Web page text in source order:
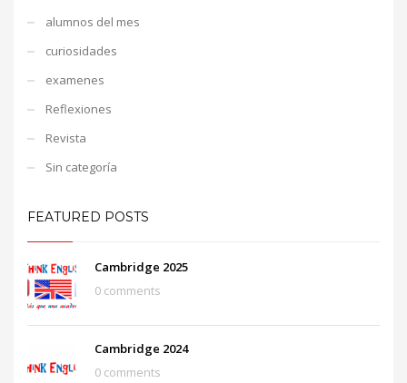
alumnos del mes
curiosidades
examenes
Reflexiones
Revista
Sin categoría
FEATURED POSTS
Cambridge 2025
0 comments
Cambridge 2024
0 comments